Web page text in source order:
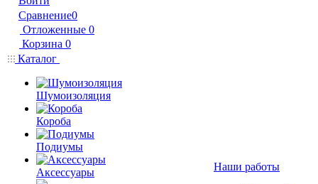
Сравнение0
Отложенные 0
Корзина 0
Каталог
Шумоизоляция
Короба
Подиумы
Аксессуары
Наши работы